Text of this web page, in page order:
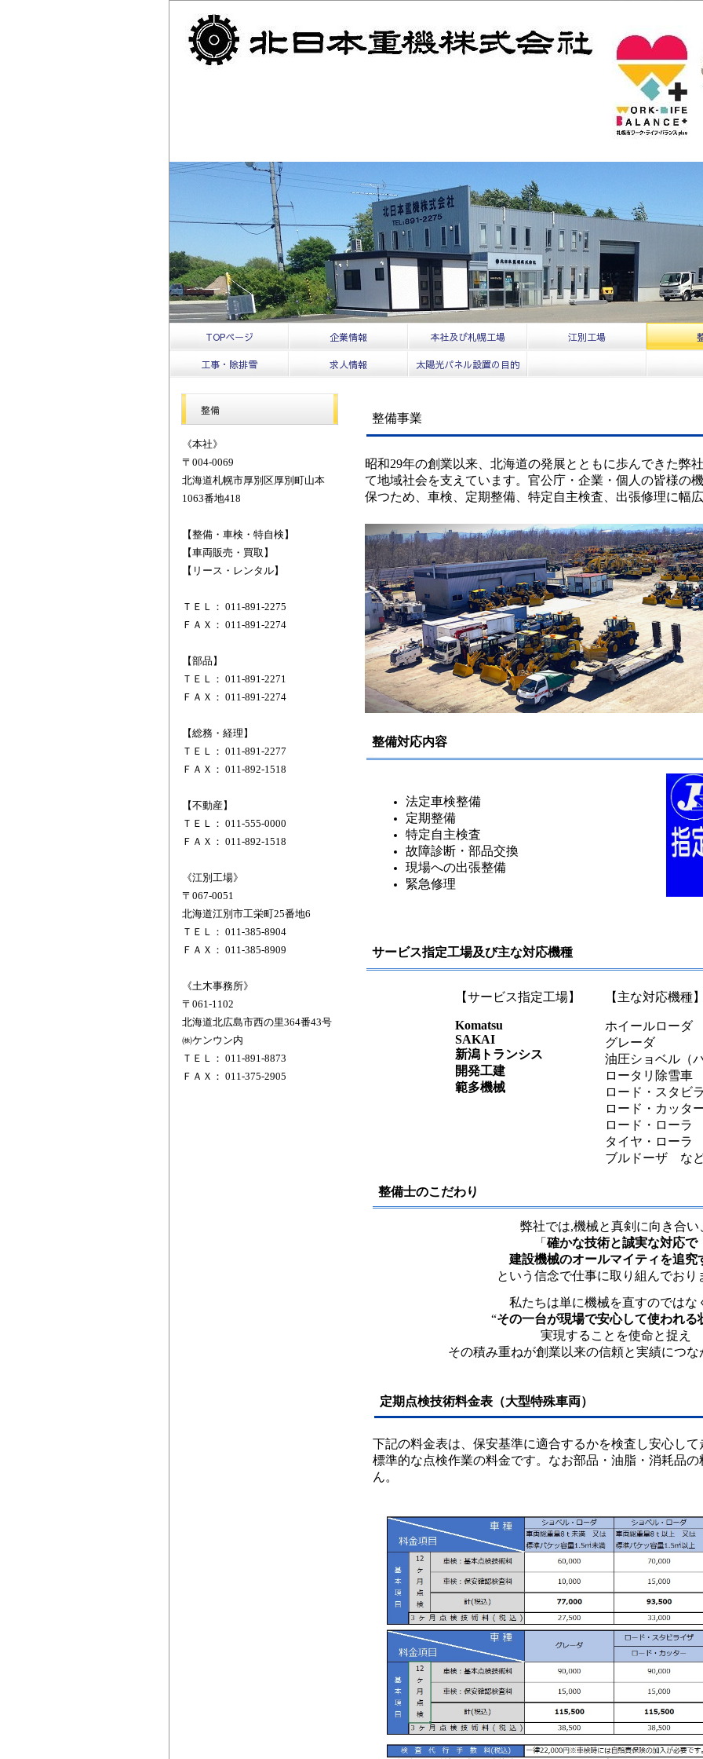
TOPページ 企業情報 本社及び札幌工場 江別工場
工事・除排雪 求人情報 太陽光パネル設置の目的
整備事業
昭和29年の創業以来、北海道の発展とともに歩んできた弊
て地域社会を支えています。官公庁・企業・個人の皆様の
保つため、車検、定期整備、特定自主検査、出張修理に幅
整備対応内容
法定車検整備
定期整備
特定自主検査
故障診断・部品交換
現場への出張整備
緊急修理
サービス指定工場及び主な対応機種
【サービス指定工場】
Komatsu
SAKAI
新潟トランシス
開発工建
範多機械
【主な対応機種
ホイールローダ
グレーダ
油圧ショベル（
ロータリ除雪車
ロード・スタビ
ロード・カッタ
ロード・ローラ
タイヤ・ローラ
ブルドーザ な
整備士のこだわり
弊社では,機械と真剣に向き合い
「 確かな技術と誠実な対応で
建設機械のオールマイティを追究
という信念で仕事に取り組んでおり
私たちは単に機械を直すのではな
“その一台が現場で安心して使われる
実現することを使命と捉え
その積み重ねが創業以来の信頼と実績につな
定期点検技術料金表（大型特殊車両）
下記の料金表は、保安基準に適合するかを検査し安心し
標準的な点検作業の料金です。なお部品・油脂・消耗品
ん。
整備
《本社》
〒004-0069
北海道札幌市厚別区厚別町山本
1063番地418
【整備・車検・特自検】
【車両販売・買取】
【リース・レンタル】
ＴＥＬ： 011-891-2275
ＦＡＸ： 011-891-2274
【部品】
ＴＥＬ： 011-891-2271
ＦＡＸ： 011-891-2274
【総務・経理】
ＴＥＬ： 011-891-2277
ＦＡＸ： 011-892-1518
【不動産】
ＴＥＬ： 011-555-0000
ＦＡＸ： 011-892-1518
《江別工場》
〒067-0051
北海道江別市工栄町25番地6
ＴＥＬ： 011-385-8904
ＦＡＸ： 011-385-8909
《土木事務所》
〒061-1102
北海道北広島市西の里364番43号
㈱ケンウン内
ＴＥＬ： 011-891-8873
ＦＡＸ： 011-375-2905